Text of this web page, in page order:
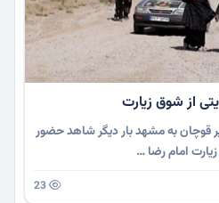
از شوق زیارت
قوچان به مشهد بار دیگر شاهد حضور
امام رضا …